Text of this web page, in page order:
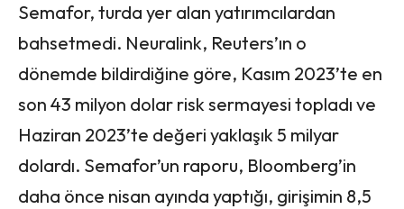
Semafor, turda yer alan yatırımcılardan
bahsetmedi. Neuralink, Reuters’ın o
dönemde bildirdiğine göre, Kasım 2023’te en
son 43 milyon dolar risk sermayesi topladı ve
Haziran 2023’te değeri yaklaşık 5 milyar
dolardı. Semafor’un raporu, Bloomberg’in
daha önce nisan ayında yaptığı, girişimin 8,5